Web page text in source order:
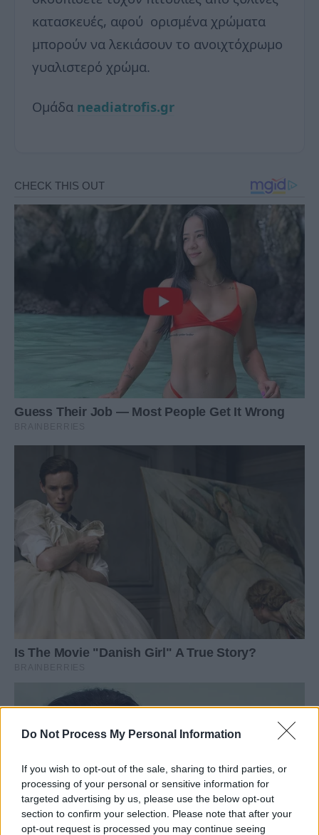
Do Not Process My Personal Information
If you wish to opt-out of the sale, sharing to third parties, or
processing of your personal or sensitive information for
targeted advertising by us, please use the below opt-out
section to confirm your selection. Please note that after your
opt-out request is processed you may continue seeing
κατασκευές, αφού ορισμένα χρώματα
μπορούν να λεκιάσουν το ανοιχτόχρωμο
γυαλιστερό χρώμα.
Ομάδα neadiatrofis.gr